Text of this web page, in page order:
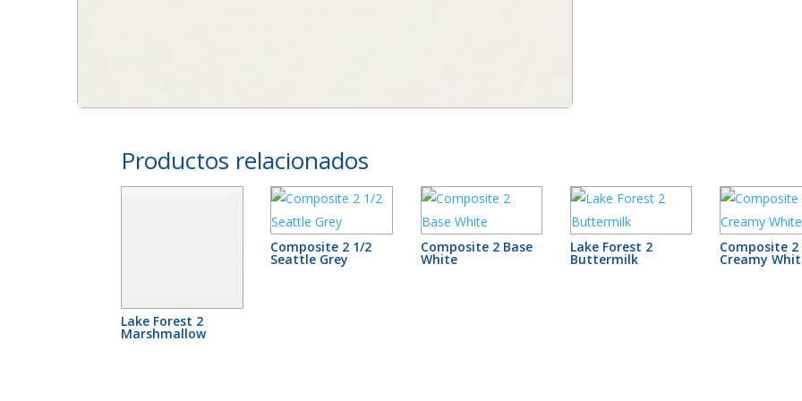
Productos relacionados
Lake Forest 2
Marshmallow
Composite 2 1/2
Seattle Grey
Composite 2 Base
White
Lake Forest 2
Buttermilk
Composite 2
Creamy